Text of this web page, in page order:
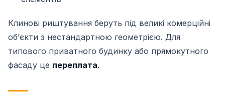
Клинові риштування беруть під великі комерційні
обʼєкти з нестандартною геометрією. Для
типового приватного будинку або прямокутного
фасаду це переплата.